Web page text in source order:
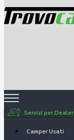
Servizi per Dealer
Camper Usati